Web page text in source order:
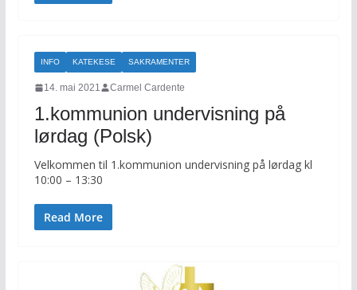
INFO KATEKESE SAKRAMENTER
14. mai 2021 Carmel Cardente
1.kommunion undervisning på
lørdag (Polsk)
Velkommen til 1.kommunion undervisning på lørdag kl
10:00 – 13:30
Read More